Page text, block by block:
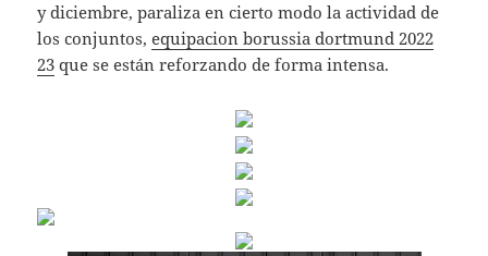
y diciembre, paraliza en cierto modo la actividad de
los conjuntos,equipacion borussia dortmund 2022
23 que se están reforzando de forma intensa.